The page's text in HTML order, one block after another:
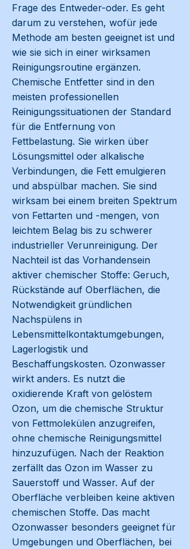
Frage des Entweder-oder. Es geht
darum zu verstehen, wofür jede
Methode am besten geeignet ist und
wie sie sich in einer wirksamen
Reinigungsroutine ergänzen.
Chemische Entfetter sind in den
meisten professionellen
Reinigungssituationen der Standard
für die Entfernung von
Fettbelastung. Sie wirken über
Lösungsmittel oder alkalische
Verbindungen, die Fett emulgieren
und abspülbar machen. Sie sind
wirksam bei einem breiten Spektrum
von Fettarten und -mengen, von
leichtem Belag bis zu schwerer
industrieller Verunreinigung. Der
Nachteil ist das Vorhandensein
aktiver chemischer Stoffe: Geruch,
Rückstände auf Oberflächen, die
Notwendigkeit gründlichen
Nachspülens in
Lebensmittelkontaktumgebungen,
Lagerlogistik und
Beschaffungskosten. Ozonwasser
wirkt anders. Es nutzt die
oxidierende Kraft von gelöstem
Ozon, um die chemische Struktur
von Fettmolekülen anzugreifen,
ohne chemische Reinigungsmittel
hinzuzufügen. Nach der Reaktion
zerfällt das Ozon im Wasser zu
Sauerstoff und Wasser. Auf der
Oberfläche verbleiben keine aktiven
chemischen Stoffe. Das macht
Ozonwasser besonders geeignet für
Umgebungen und Oberflächen, bei